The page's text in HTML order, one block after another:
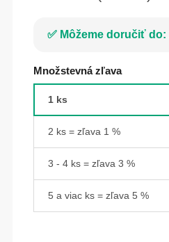
Môžeme doručiť do:
Množstevná zľava
1 ks
2 ks = zľava 1 %
3 - 4 ks = zľava 3 %
5 a viac ks = zľava 5 %